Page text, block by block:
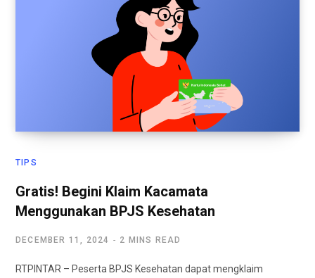
TIPS
Gratis! Begini Klaim Kacamata
Menggunakan BPJS Kesehatan
DECEMBER 11, 2024 2 MINS READ
RTPINTAR – Peserta BPJS Kesehatan dapat mengklaim